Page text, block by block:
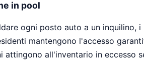
in pool
ogni posto auto a un inquilino,
mantengono l'accesso
attingono all'inventario in eccesso